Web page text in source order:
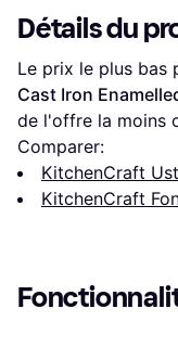
Détails du
Le prix le plus bas
Cast Iron
de l'offre la moins
Comparer:
KitchenCraft
KitchenCraft